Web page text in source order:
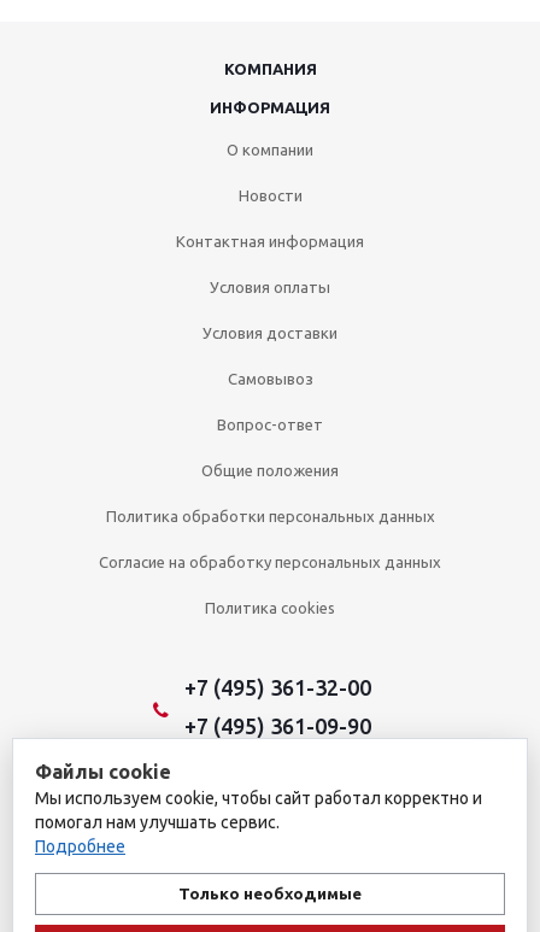
КОМПАНИЯ
ИНФОРМАЦИЯ
О компании
Новости
Контактная информация
Условия оплаты
Условия доставки
Самовывоз
Вопрос-ответ
Общие положения
Политика обработки персональных данных
Согласие на обработку персональных данных
Политика cookies
+7 (495) 361-32-00
+7 (495) 361-09-90
2026 © Уникальный интернет-магазин
Обращаем ваше внимание на то, что данный интернет-сайт носит
условиях не является публичной офертой, определяемой
положениями пункта 1 статьи 437 Гражданского кодекса
Файлы cookie
Мы используем cookie, чтобы сайт работал корректно и
помогал нам улучшать сервис.
Подробнее
Только необходимые